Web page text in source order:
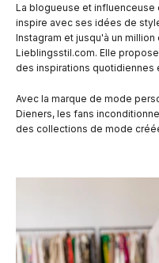
La blogueuse et influenceuse
inspire avec ses idées de
Instagram et jusqu'à un
Lieblingsstil.com. Elle
des inspirations quotidiennes
Avec la marque de mode
Dieners, les fans
des collections de mode